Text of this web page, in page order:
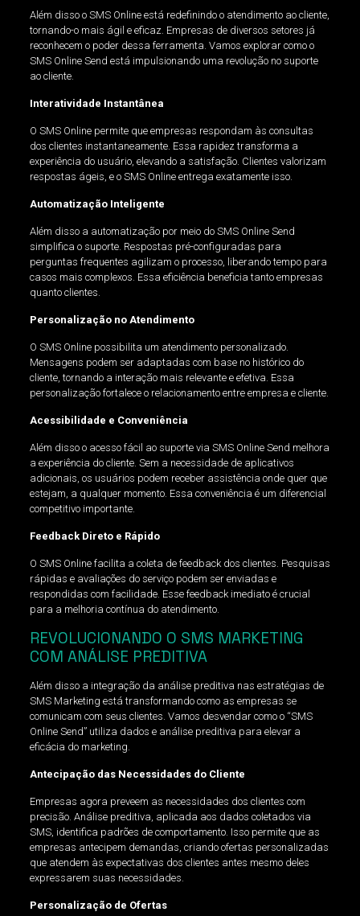
Além disso o SMS Online está redefinindo o atendimento ao cliente,
tornando-o mais ágil e eficaz. Empresas de diversos setores já
reconhecem o poder dessa ferramenta. Vamos explorar como o
SMS Online Send está impulsionando uma revolução no suporte
ao cliente.
Interatividade Instantânea
O SMS Online permite que empresas respondam às consultas
dos clientes instantaneamente. Essa rapidez transforma a
experiência do usuário, elevando a satisfação. Clientes valorizam
respostas ágeis, e o SMS Online entrega exatamente isso.
Automatização Inteligente
Além disso a automatização por meio do SMS Online Send
simplifica o suporte. Respostas pré-configuradas para
perguntas frequentes agilizam o processo, liberando tempo para
casos mais complexos. Essa eficiência beneficia tanto empresas
quanto clientes.
Personalização no Atendimento
O SMS Online possibilita um atendimento personalizado.
Mensagens podem ser adaptadas com base no histórico do
cliente, tornando a interação mais relevante e efetiva. Essa
personalização fortalece o relacionamento entre empresa e cliente.
Acessibilidade e Conveniência
Além disso o acesso fácil ao suporte via SMS Online Send melhora
a experiência do cliente. Sem a necessidade de aplicativos
adicionais, os usuários podem receber assistência onde quer que
estejam, a qualquer momento. Essa conveniência é um diferencial
competitivo importante.
Feedback Direto e Rápido
O SMS Online facilita a coleta de feedback dos clientes. Pesquisas
rápidas e avaliações do serviço podem ser enviadas e
respondidas com facilidade. Esse feedback imediato é crucial
para a melhoria contínua do atendimento.
REVOLUCIONANDO O SMS MARKETING
COM ANÁLISE PREDITIVA
Além disso a integração da análise preditiva nas estratégias de
SMS Marketing está transformando como as empresas se
comunicam com seus clientes. Vamos desvendar como o “SMS
Online Send” utiliza dados e análise preditiva para elevar a
eficácia do marketing.
Antecipação das Necessidades do Cliente
Empresas agora preveem as necessidades dos clientes com
precisão. Análise preditiva, aplicada aos dados coletados via
SMS, identifica padrões de comportamento. Isso permite que as
empresas antecipem demandas, criando ofertas personalizadas
que atendem às expectativas dos clientes antes mesmo deles
expressarem suas necessidades.
Personalização de Ofertas